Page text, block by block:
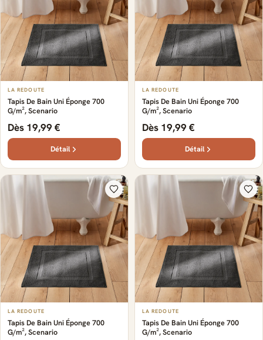
LA REDOUTE
Tapis De Bain Uni Éponge 700
G/m², Scenario
Dès 19,99 €
Détail
LA REDOUTE
Tapis De Bain Uni Éponge 700
G/m², Scenario
Dès 19,99 €
Détail
LA REDOUTE
Tapis De Bain Uni Éponge 700
G/m², Scenario
LA REDOUTE
Tapis De Bain Uni Éponge 700
G/m², Scenario